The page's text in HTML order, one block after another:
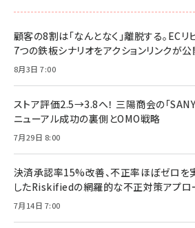
顧客の8割は「なんとなく」離脱する。EC
7つの鉄板シナリオをアクションリンクが
8月3日 7:00
ストア評価2.5→3.8へ！ 三陽商会の「
ニューアル成功の裏側とOMO戦略
7月29日 8:00
決済承認率15%改善、不正率ほぼゼロを
したRiskifiedの網羅的な不正対策アプロ
7月14日 7:00